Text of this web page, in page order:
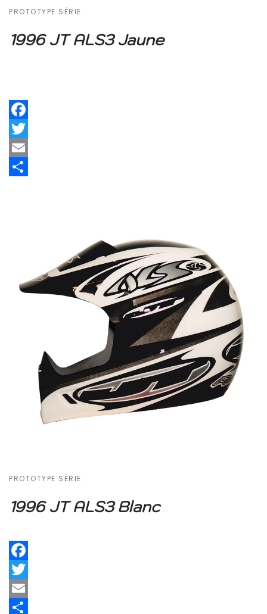
PROTOTYPE SÉRIE
1996 JT ALS3 Jaune
Facebook
Twitter
Email
PROTOTYPE SÉRIE
1996 JT ALS3 Blanc
Facebook
Twitter
Email